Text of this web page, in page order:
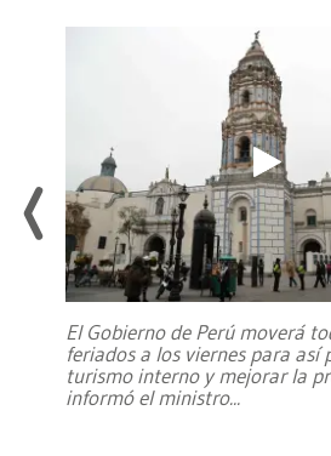
El Gobierno de Perú moverá
feriados a los viernes para así
turismo interno y mejorar la
informó el ministro...